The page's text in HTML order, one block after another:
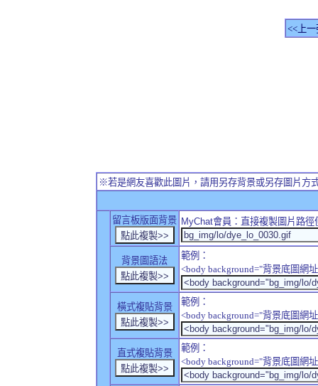
<<上一
※若是網友喜歡此圖片，請用另存背景或另存圖片方
留言板版面背景 MyChat會員：直接複製圖片路
背景圖語法
範例：
<body background="背景底圖網
橫式複貼背景
範例：
<body background="背景底圖網
直式複貼背景
範例：
<body background="背景底圖網